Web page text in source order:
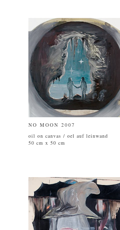
NO MOON 2007
oil on canvas / oel auf leinwand
50 cm x 50 cm